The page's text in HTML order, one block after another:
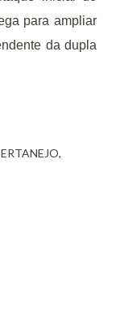
para ampliar
da dupla